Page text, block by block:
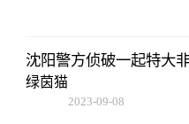
沈阳警方侦破一起特大
绿茵猫
2023-09-08